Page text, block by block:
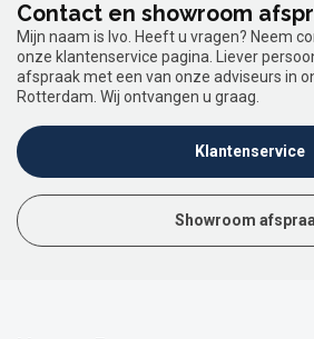
Contact en showroom
Mijn naam is Ivo. Heeft u vragen? Neem
onze klantenservice pagina. Liever
afspraak met een van onze adviseurs in
Rotterdam. Wij ontvangen u graag.
Klantenservice
Showroom